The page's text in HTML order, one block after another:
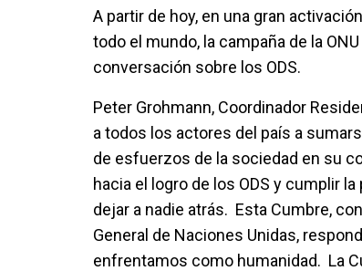
A partir de hoy, en una gran
todo el mundo, la campaña de la
conversación sobre los ODS.
Peter Grohmann, Coordinador
a todos los actores del país a
de esfuerzos de la sociedad en su
hacia el logro de los ODS y cumplir
dejar a nadie atrás. Esta Cumbre,
General de Naciones Unidas,
enfrentamos como humanidad. La